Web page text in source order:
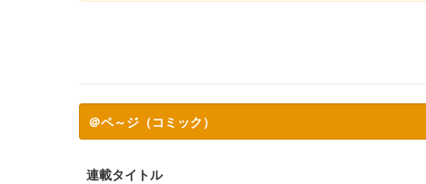
＠ペ～ジ（コミック）
連載タイトル